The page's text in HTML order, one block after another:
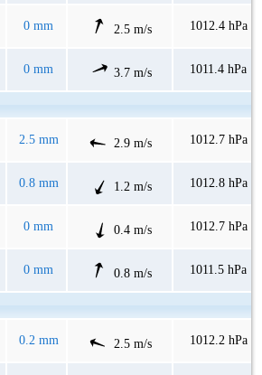
0 mm 2.5 m/s 1012.4 hPa
0 mm 3.7 m/s 1011.4 hPa
2.5 mm 2.9 m/s 1012.7 hPa
0.8 mm 1.2 m/s 1012.8 hPa
0 mm 0.4 m/s 1012.7 hPa
0 mm 0.8 m/s 1011.5 hPa
0.2 mm 2.5 m/s 1012.2 hPa